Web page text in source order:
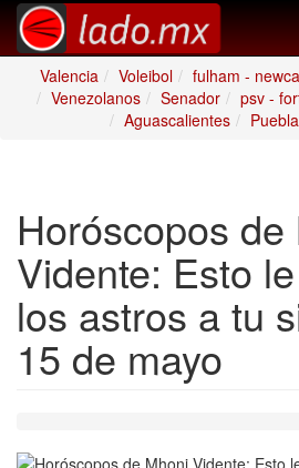
Valencia
Voleibol fulham -
Venezolanos
Senador psv -
Aguascalientes
Horóscopos de
Vidente: Esto
los astros a tu
15 de mayo